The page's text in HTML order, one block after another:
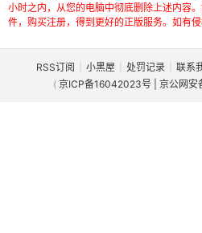
小时之内，从您的电脑中彻底删除上述内容
件，购买注册，得到更好的正版服务。如有侵
RSS订阅 小黑屋 处罚记录 联系
( 京ICP备16042023号 | 京公网